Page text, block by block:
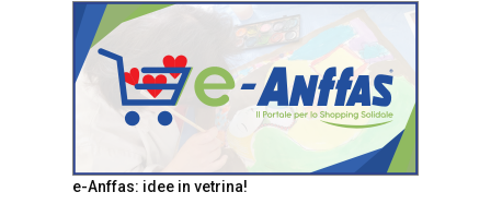
e-Anffas: idee in vetrina!